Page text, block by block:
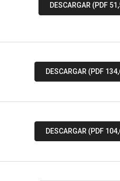
DESCARGAR (PDF
DESCARGAR (PDF
DESCARGAR (PDF